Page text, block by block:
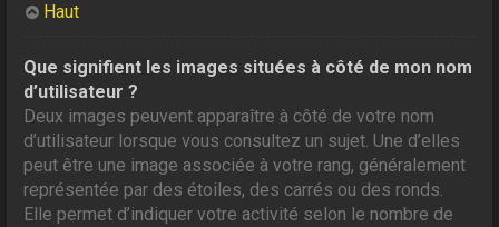
Haut
Que signifient les images situées à côté de mon nom
d’utilisateur ?
Deux images peuvent apparaître à côté de votre nom
d’utilisateur lorsque vous consultez un sujet. Une d’elles
peut être une image associée à votre rang, généralement
représentée par des étoiles, des carrés ou des ronds.
Elle permet d’indiquer votre activité selon le nombre de